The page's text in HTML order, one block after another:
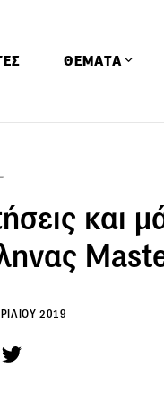
ΘΕΜΑΤΑ
Ειδήσεις
Έρευνες
και
2019